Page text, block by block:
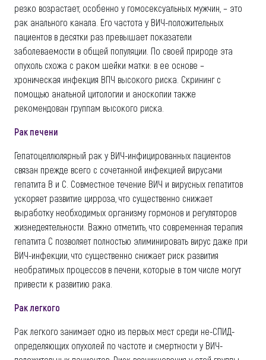
резко возрастает, особенно у гомосексуальных мужчин, – это
рак анального канала. Его частота у ВИЧ-положительных
пациентов в десятки раз превышает показатели
заболеваемости в общей популяции. По своей природе эта
опухоль схожа с раком шейки матки: в ее основе –
хроническая инфекция ВПЧ высокого риска. Скрининг с
помощью анальной цитологии и аноскопии также
рекомендован группам высокого риска.
Рак печени
Гепатоцеллюлярный рак у ВИЧ-инфицированных пациентов
связан прежде всего с сочетанной инфекцией вирусами
гепатита В и С. Совместное течение ВИЧ и вирусных гепатитов
ускоряет развитие цирроза, что существенно снижает
выработку необходимых организму гормонов и регуляторов
жизнедеятельности. Важно отметить, что современная терапия
гепатита С позволяет полностью элиминировать вирус даже при
ВИЧ-инфекции, что существенно снижает риск развития
необратимых процессов в печени, которые в том числе могут
привести к развитию рака.
Рак легкого
Рак легкого занимает одно из первых мест среди не-СПИД-
определяющих опухолей по частоте и смертности у ВИЧ-